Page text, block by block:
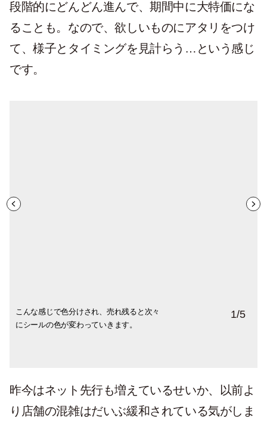
段階的にどんどん進んで、期間中に大特価にな
ることも。なので、欲しいものにアタリをつけ
て、様子とタイミングを見計らう…という感じ
です。
こんな感じで色分けされ、売れ残ると次々
にシールの色が変わっていきます。
フランスでは、価格表示から扱う商品ま
で、セールに対しての細かい規定がありま
年に2回のタイミングに合わせて旅行に来る
方も。フランスブランドのキッチン雑貨や
どの店舗でも「Ventes Privée」（プライベ
ートセール）や「Promotion」（特価品）な
「会員証がある人のみ」と書かれていて
も、ほとんどがその場で作れる無料の会員
1/5
昨今はネット先行も増えているせいか、以前よ
り店舗の混雑はだいぶ緩和されている気がしま